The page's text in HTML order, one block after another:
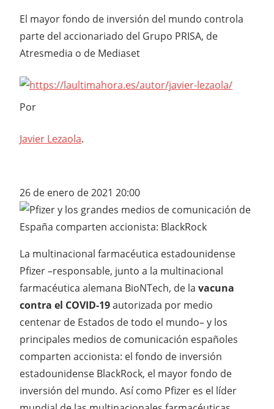
El mayor fondo de inversión del mundo controla
parte del accionariado del Grupo PRISA, de
Atresmedia o de Mediaset
Por
Javier Lezaola.
26 de enero de 2021 20:00
La multinacional farmacéutica estadounidense
Pfizer –responsable, junto a la multinacional
farmacéutica alemana BioNTech, de la vacuna
contra el COVID-19autorizada por medio
centenar de Estados de todo el mundo– y los
principales medios de comunicación españoles
comparten accionista: el fondo de inversión
estadounidense BlackRock, el mayor fondo de
inversión del mundo. Así como Pfizer es el líder